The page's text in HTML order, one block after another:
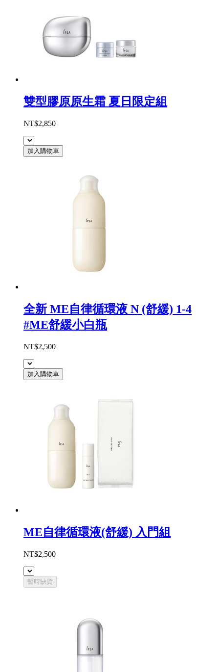
雙型膠原原生霜 夏日限定組
NT$2,850
加入購物車
全新 ME自律循環液 N (舒緩) 1-4
#ME舒緩小白瓶
NT$2,500
加入購物車
ME自律循環液(舒緩) 入門組
NT$2,500
暫時缺貨